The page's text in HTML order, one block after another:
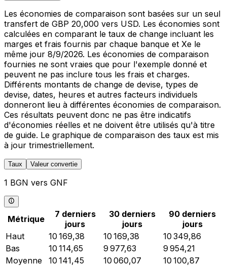
Les économies de comparaison sont basées sur un seul
transfert de GBP 20,000 vers USD. Les économies sont
calculées en comparant le taux de change incluant les
marges et frais fournis par chaque banque et Xe le
même jour 8/9/2026. Les économies de comparaison
fournies ne sont vraies que pour l'exemple donné et
peuvent ne pas inclure tous les frais et charges.
Différents montants de change de devise, types de
devise, dates, heures et autres facteurs individuels
donneront lieu à différentes économies de comparaison.
Ces résultats peuvent donc ne pas être indicatifs
d'économies réelles et ne doivent être utilisés qu'à titre
de guide. Le graphique de comparaison des taux est mis
à jour trimestriellement.
Taux Valeur convertie
1 BGN vers GNF
Métrique
7 derniers
jours
30 derniers
jours
90 derniers
jours
Haut
10 169,38 10 169,38
10 349,86
Bas
10 114,65 9 977,63
9 954,21
Moyenne
10 141,45 10 060,07
10 100,87